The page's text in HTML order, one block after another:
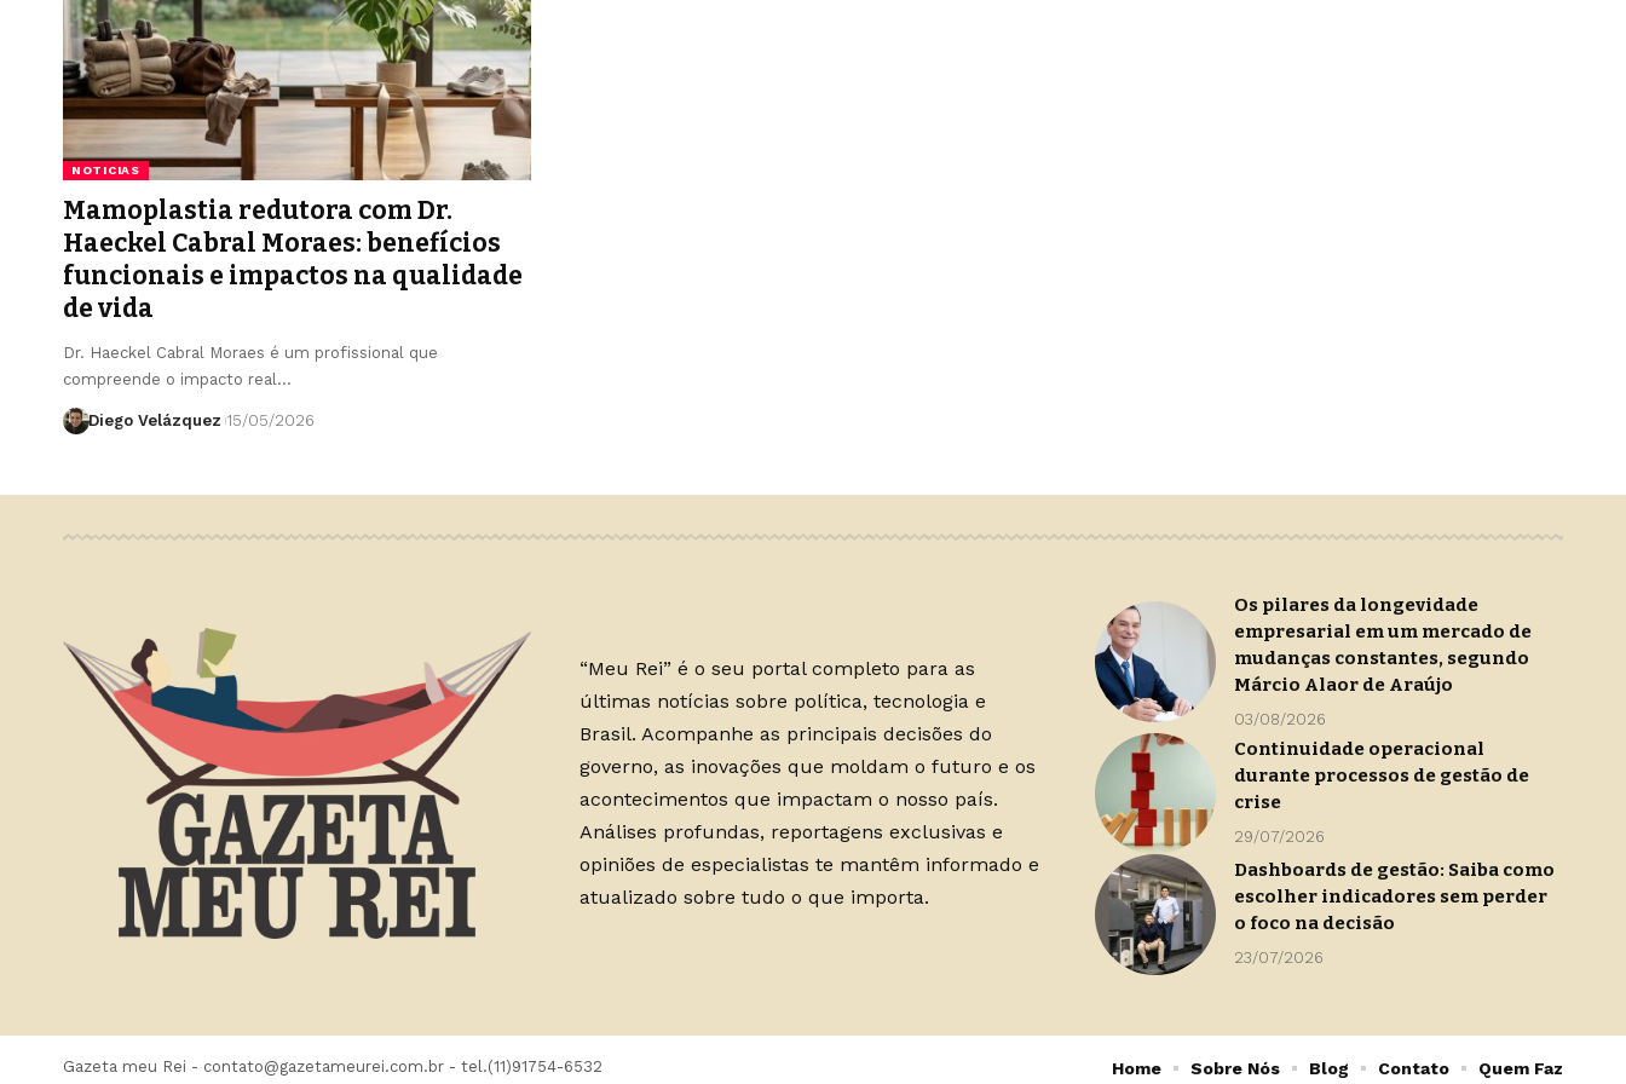
NOTICIAS
Mamoplastia redutora com Dr.
Haeckel Cabral Moraes: benefícios
funcionais e impactos na qualidade
de vida
Dr. Haeckel Cabral Moraes é um profissional que
compreende o impacto real…
Diego Velázquez 15/05/2026
“Meu Rei” é o seu portal completo para as
últimas notícias sobre política, tecnologia e
Brasil. Acompanhe as principais decisões do
governo, as inovações que moldam o futuro e os
acontecimentos que impactam o nosso país.
Análises profundas, reportagens exclusivas e
opiniões de especialistas te mantêm informado e
atualizado sobre tudo o que importa.
Os pilares da longevidade
empresarial em um mercado de
mudanças constantes, segundo
Márcio Alaor de Araújo
03/08/2026
Continuidade operacional
durante processos de gestão de
crise
29/07/2026
Dashboards de gestão: Saiba como
escolher indicadores sem perder
o foco na decisão
23/07/2026
Gazeta meu Rei - contato@gazetameurei.com.br - tel.(11)91754-6532 Home Sobre Nós Blog Contato Quem Faz